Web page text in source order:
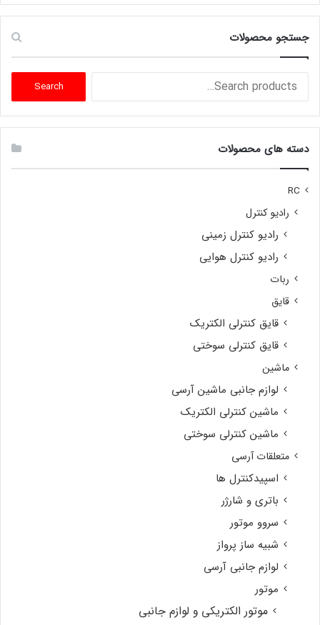
جستجو محصولات
Search
Search
دسته های محصولات
RC
رادیو کنترل
رادیو کنترل زمینی
رادیو کنترل هوایی
ربات
قایق
قایق کنترلی الکتریک
قایق کنترلی سوختی
ماشین
لوازم جانبی ماشین آرسی
ماشین کنترلی الکتریک
ماشین کنترلی سوختی
متعلقات آرسی
اسپیدکنترل ها
باتری و شارژر
سروو موتور
شبیه ساز پرواز
لوازم جانبی آرسی
موتور
موتور الکتریکی و لوازم جانبی